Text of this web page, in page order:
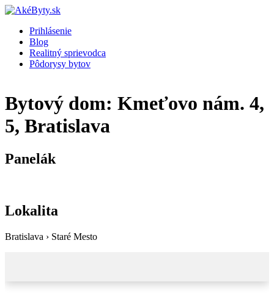
Prihlásenie
Blog
Realitný sprievodca
Pôdorysy bytov
Bytový dom: Kmeťovo nám. 4,
5, Bratislava
Panelák
Lokalita
Bratislava › Staré Mesto